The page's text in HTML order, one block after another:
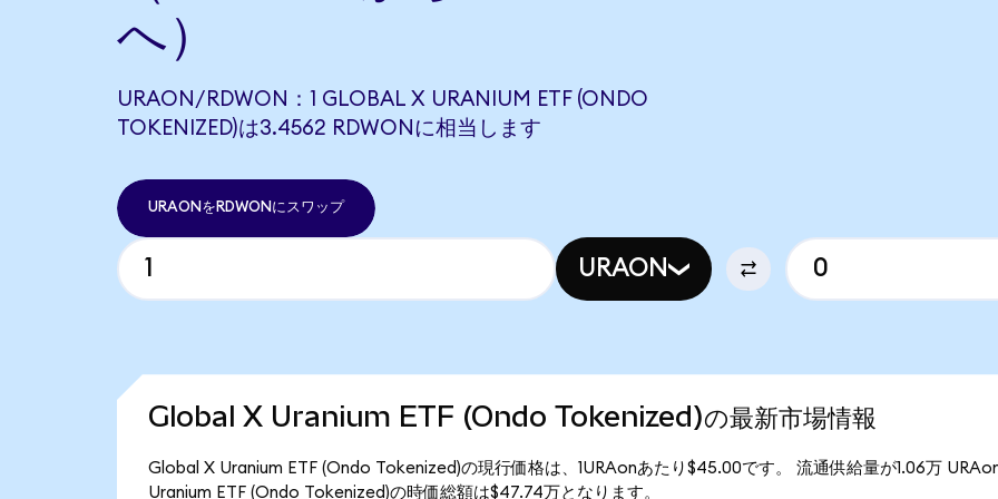
へ）
URAON/RDWON：1 GLOBAL X URANIUM ETF (ONDO
TOKENIZED)は3.4562 RDWONに相当します
URAONをRDWONにスワップ
URAON
Global X Uranium ETF (Ondo Tokenized)の最新市場情報
Global X Uranium ETF (Ondo Tokenized)の現行価格は、1URAonあたり$45.00です。 流通供給量が1.06万
Uranium ETF (Ondo Tokenized)の時価総額は$47.74万となります。